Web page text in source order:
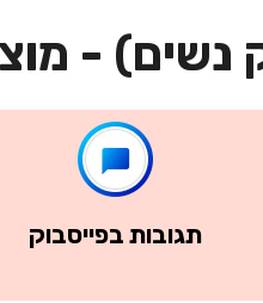
נשים) -
תגובות בפייסבוק